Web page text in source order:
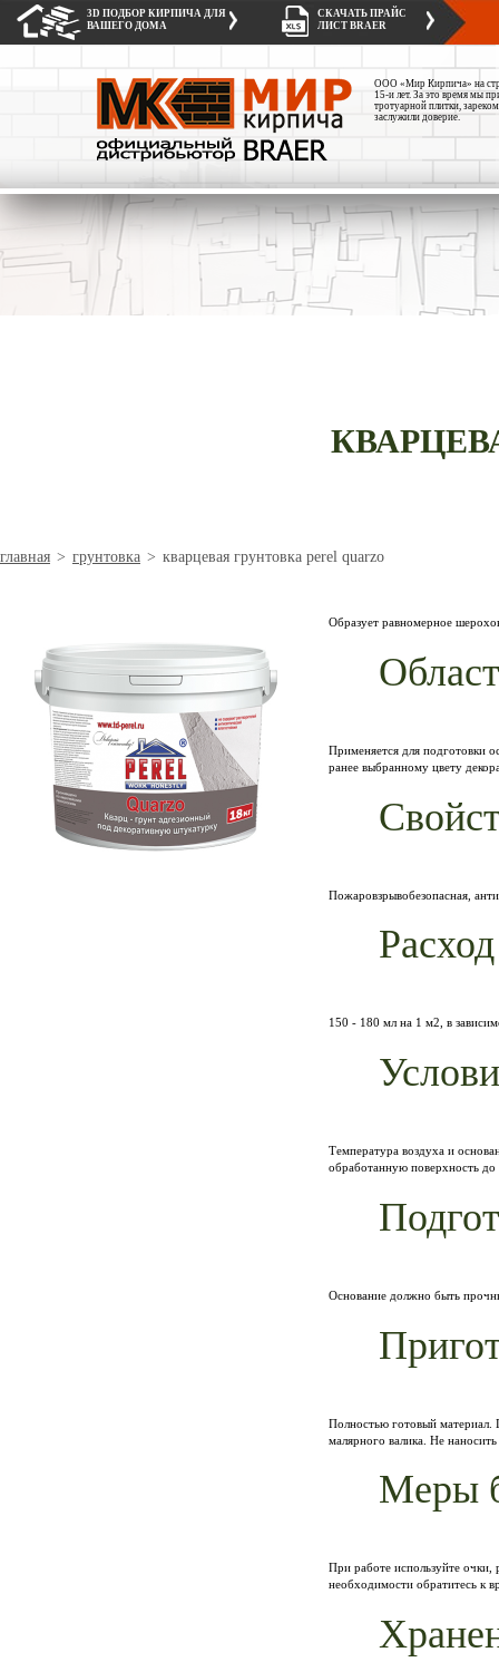
3D ПОДБОР КИРПИЧА ДЛЯ
ВАШЕГО ДОМА
СКАЧАТЬ ПРАЙС
ЛИСТ BRAER
ООО «Мир Кирпича» на
15-и лет. За это время мы
тротуарной плитки,
заслужили доверие.
главная > грунтовка > кварцевая грунтовка perel quarzo
Образует равномерное
Применяется для подготовки
ранее выбранному цвету
Пожаровзрывобезопасная,
150 - 180 мл на 1 м2, в
Температура воздуха и
обработанную поверхность
Основание должно быть
Полностью готовый материал.
малярного валика. Не
Меры
При работе используйте
необходимости обратитесь к